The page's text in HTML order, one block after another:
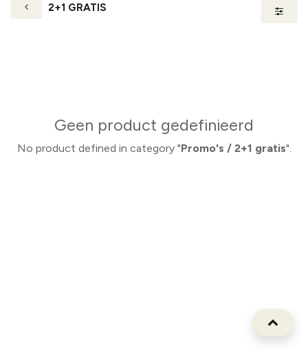
2+1 GRATIS
Geen product gedefinieerd
No product defined in category "Promo's / 2+1 gratis".